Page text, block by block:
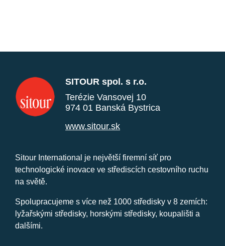
SITOUR spol. s r.o.
Terézie Vansovej 10
974 01 Banská Bystrica
www.sitour.sk
Sitour International je největší firemní síť pro
technologické inovace ve střediscích cestovního ruchu
na světě.
Spolupracujeme s více než 1000 středisky v 8 zemích:
lyžařskými středisky, horskými středisky, koupališti a
dalšími.